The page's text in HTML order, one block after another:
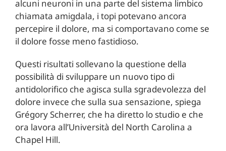
alcuni neuroni in una parte del sistema limbico
chiamata amigdala, i topi potevano ancora
percepire il dolore, ma si comportavano come se
il dolore fosse meno fastidioso.
Questi risultati sollevano la questione della
possibilità di sviluppare un nuovo tipo di
antidolorifico che agisca sulla sgradevolezza del
dolore invece che sulla sua sensazione, spiega
Grégory Scherrer, che ha diretto lo studio e che
ora lavora all’Università del North Carolina a
Chapel Hill.